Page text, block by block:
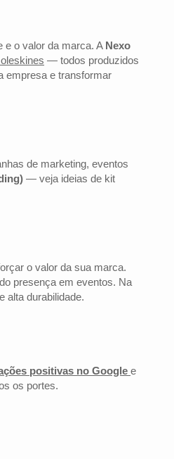
e o valor da marca. A Nexo
— todos produzidos
empresa e transformar
de marketing, eventos
— veja ideias de kit
o valor da sua marca.
presença em eventos. Na
alta durabilidade.
positivas no Google e
os portes.